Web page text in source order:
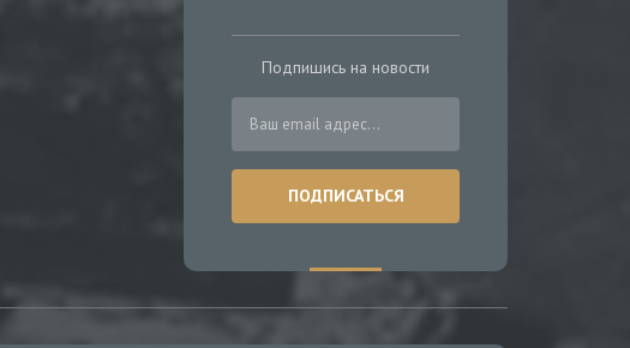
Подпишись на новости